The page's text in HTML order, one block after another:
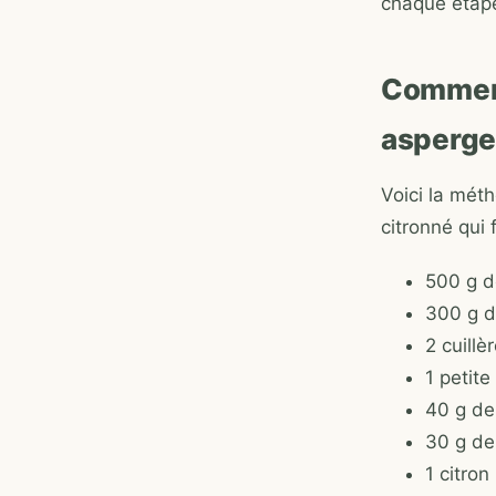
Voici la
citronné qui
500 g
300 g
2
1 petite
40 g
30 g
1